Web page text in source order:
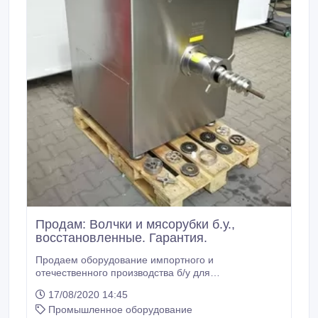
Продам: Волчки и мясорубки б.у.,
восстановленные. Гарантия.
Продаем оборудование импортного и
отечественного производства б/у для
alexanderwerk 114 волчок kolbe fn 114-12 волчок
mado 105 волчок meissner sr160-2 волчок nagema
17/08/2020 14:45
Промышленное оборудование